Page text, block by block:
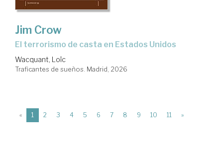
Jim Crow
El terrorismo de casta en Estados Unidos
Wacquant, Loïc
Traficantes de sueños. Madrid, 2026
« 1 (current)
2 3 4 5 6 7 8 9 10 11 »